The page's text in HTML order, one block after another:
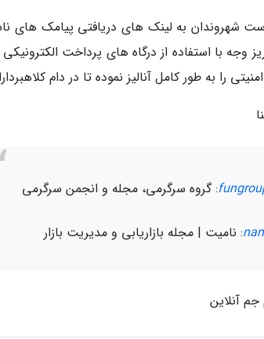
شهروندان به لینک های دریافتی پیامک های
وجه با استفاده از درگاه های پرداخت
را به طور کامل آنالیز نموده تا در دام
: گروه سرگرمی، مجله و انجمن سرگرمی
: نامیت | مجله بازاریابی و مدیریت بازار
آنلاین